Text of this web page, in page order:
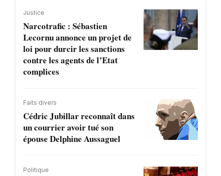
Justice
Narcotrafic : Sébastien
Lecornu annonce un projet de
loi pour durcir les sanctions
contre les agents de l’Etat
complices
Faits divers
Cédric Jubillar reconnaît dans
un courrier avoir tué son
épouse Delphine Aussaguel
Politique